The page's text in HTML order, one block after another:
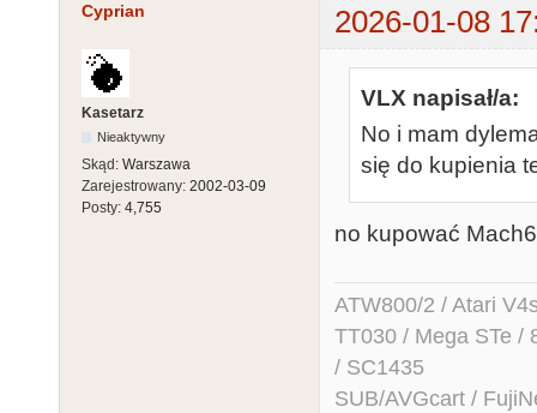
Cyprian 2026-01-08
Kasetarz
Nieaktywny
Skąd: Warszawa
Zarejestrowany: 2002-03-09
Posty: 4,755
VLX napisał/a:
No i mam
się do kupienia
no kupować
ATW800/2 / Atari
TT030 / Mega STe /
/ SC1435
SUB/AVGcart /